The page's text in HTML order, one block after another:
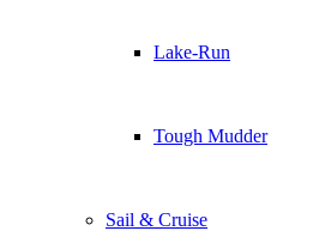
Lake-Run
Tough Mudder
Sail & Cruise